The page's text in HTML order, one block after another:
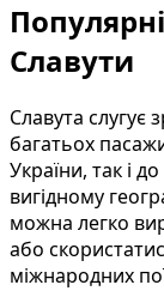
Славути
Славута слугує
багатьох
України, так і
вигідному
можна легко
або
міжнародних